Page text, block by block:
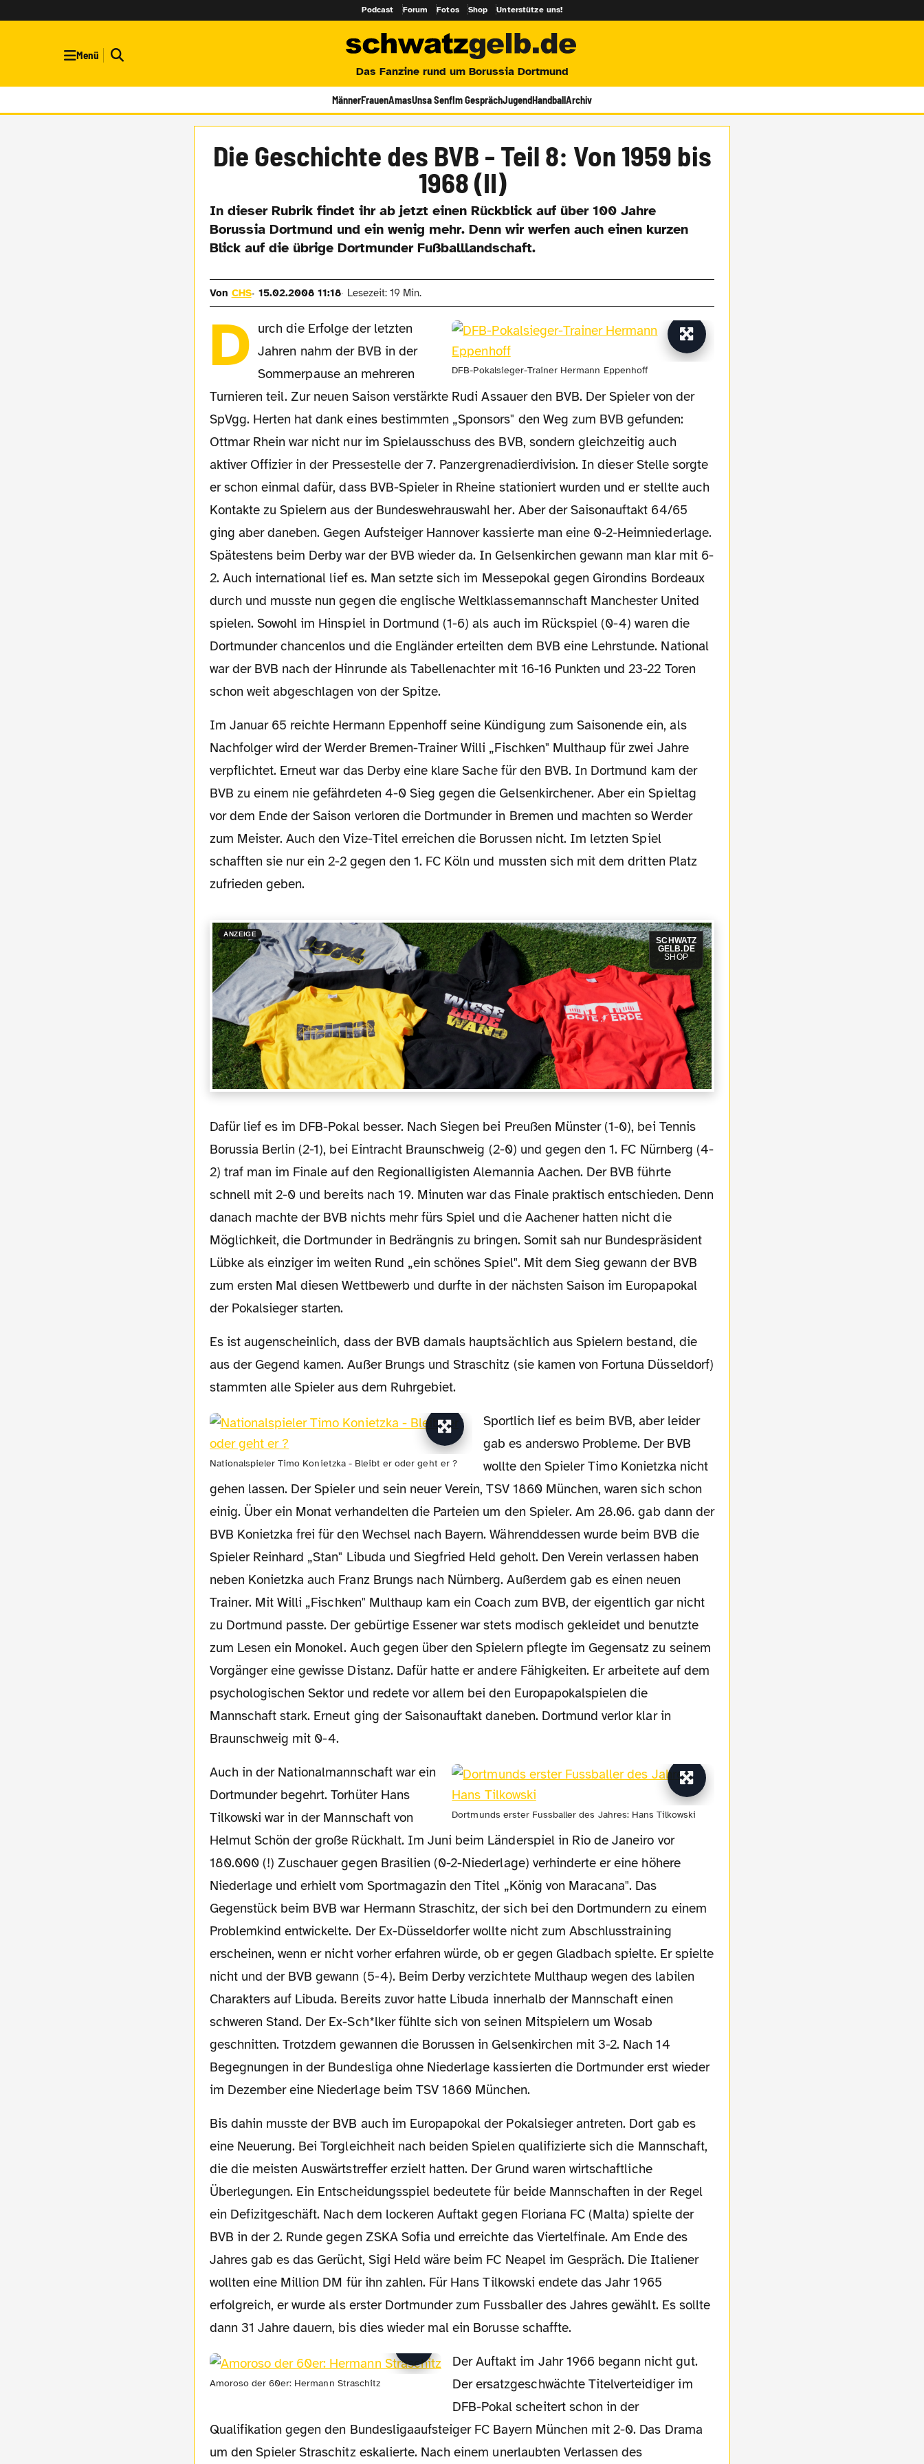
Podcast Forum Fotos Shop Unterstütze uns!
Menü
Das Fanzine rund um Borussia Dortmund
MännerFrauenAmasUnsa SenfIm GesprächJugendHandballArchiv
Die Geschichte des BVB - Teil 8: Von 1959 bis
1968 (II)
In dieser Rubrik findet ihr ab jetzt einen Rückblick auf über 100 Jahre
Borussia Dortmund und ein wenig mehr. Denn wir werfen auch einen kurzen
Blick auf die übrige Dortmunder Fußballlandschaft.
Von CHS 15.02.2008 11:18 Lesezeit: 19 Min.
DFB-Pokalsieger-Trainer Hermann Eppenhoff
D urch die Erfolge der letzten
Jahren nahm der BVB in der
Sommerpause an mehreren
Turnieren teil. Zur neuen Saison verstärkte Rudi Assauer den BVB. Der Spieler von der
SpVgg. Herten hat dank eines bestimmten „Sponsors" den Weg zum BVB gefunden:
Ottmar Rhein war nicht nur im Spielausschuss des BVB, sondern gleichzeitig auch
aktiver Offizier in der Pressestelle der 7. Panzergrenadierdivision. In dieser Stelle sorgte
er schon einmal dafür, dass BVB-Spieler in Rheine stationiert wurden und er stellte auch
Kontakte zu Spielern aus der Bundeswehrauswahl her. Aber der Saisonauftakt 64/65
ging aber daneben. Gegen Aufsteiger Hannover kassierte man eine 0-2-Heimniederlage.
Spätestens beim Derby war der BVB wieder da. In Gelsenkirchen gewann man klar mit 6-
2. Auch international lief es. Man setzte sich im Messepokal gegen Girondins Bordeaux
durch und musste nun gegen die englische Weltklassemannschaft Manchester United
spielen. Sowohl im Hinspiel in Dortmund (1-6) als auch im Rückspiel (0-4) waren die
Dortmunder chancenlos und die Engländer erteilten dem BVB eine Lehrstunde. National
war der BVB nach der Hinrunde als Tabellenachter mit 16-16 Punkten und 23-22 Toren
schon weit abgeschlagen von der Spitze.
Im Januar 65 reichte Hermann Eppenhoff seine Kündigung zum Saisonende ein, als
Nachfolger wird der Werder Bremen-Trainer Willi „Fischken" Multhaup für zwei Jahre
verpflichtet. Erneut war das Derby eine klare Sache für den BVB. In Dortmund kam der
BVB zu einem nie gefährdeten 4-0 Sieg gegen die Gelsenkirchener. Aber ein Spieltag
vor dem Ende der Saison verloren die Dortmunder in Bremen und machten so Werder
zum Meister. Auch den Vize-Titel erreichen die Borussen nicht. Im letzten Spiel
schafften sie nur ein 2-2 gegen den 1. FC Köln und mussten sich mit dem dritten Platz
zufrieden geben.
ANZEIGE
SCHWATZ
GELB.DE
SHOP
Dafür lief es im DFB-Pokal besser. Nach Siegen bei Preußen Münster (1-0), bei Tennis
Borussia Berlin (2-1), bei Eintracht Braunschweig (2-0) und gegen den 1. FC Nürnberg (4-
2) traf man im Finale auf den Regionalligisten Alemannia Aachen. Der BVB führte
schnell mit 2-0 und bereits nach 19. Minuten war das Finale praktisch entschieden. Denn
danach machte der BVB nichts mehr fürs Spiel und die Aachener hatten nicht die
Möglichkeit, die Dortmunder in Bedrängnis zu bringen. Somit sah nur Bundespräsident
Lübke als einziger im weiten Rund „ein schönes Spiel". Mit dem Sieg gewann der BVB
zum ersten Mal diesen Wettbewerb und durfte in der nächsten Saison im Europapokal
der Pokalsieger starten.
Es ist augenscheinlich, dass der BVB damals hauptsächlich aus Spielern bestand, die
aus der Gegend kamen. Außer Brungs und Straschitz (sie kamen von Fortuna Düsseldorf)
stammten alle Spieler aus dem Ruhrgebiet.
Nationalspieler Timo Konietzka - Bleibt er oder geht er ?
Sportlich lief es beim BVB, aber leider
gab es anderswo Probleme. Der BVB
wollte den Spieler Timo Konietzka nicht
gehen lassen. Der Spieler und sein neuer Verein, TSV 1860 München, waren sich schon
einig. Über ein Monat verhandelten die Parteien um den Spieler. Am 28.06. gab dann der
BVB Konietzka frei für den Wechsel nach Bayern. Währenddessen wurde beim BVB die
Spieler Reinhard „Stan" Libuda und Siegfried Held geholt. Den Verein verlassen haben
neben Konietzka auch Franz Brungs nach Nürnberg. Außerdem gab es einen neuen
Trainer. Mit Willi „Fischken" Multhaup kam ein Coach zum BVB, der eigentlich gar nicht
zu Dortmund passte. Der gebürtige Essener war stets modisch gekleidet und benutzte
zum Lesen ein Monokel. Auch gegen über den Spielern pflegte im Gegensatz zu seinem
Vorgänger eine gewisse Distanz. Dafür hatte er andere Fähigkeiten. Er arbeitete auf dem
psychologischen Sektor und redete vor allem bei den Europapokalspielen die
Mannschaft stark. Erneut ging der Saisonauftakt daneben. Dortmund verlor klar in
Braunschweig mit 0-4.
Dortmunds erster Fussballer des Jahres: Hans Tilkowski
Auch in der Nationalmannschaft war ein
Dortmunder begehrt. Torhüter Hans
Tilkowski war in der Mannschaft von
Helmut Schön der große Rückhalt. Im Juni beim Länderspiel in Rio de Janeiro vor
180.000 (!) Zuschauer gegen Brasilien (0-2-Niederlage) verhinderte er eine höhere
Niederlage und erhielt vom Sportmagazin den Titel „König von Maracana". Das
Gegenstück beim BVB war Hermann Straschitz, der sich bei den Dortmundern zu einem
Problemkind entwickelte. Der Ex-Düsseldorfer wollte nicht zum Abschlusstraining
erscheinen, wenn er nicht vorher erfahren würde, ob er gegen Gladbach spielte. Er spielte
nicht und der BVB gewann (5-4). Beim Derby verzichtete Multhaup wegen des labilen
Charakters auf Libuda. Bereits zuvor hatte Libuda innerhalb der Mannschaft einen
schweren Stand. Der Ex-Sch*lker fühlte sich von seinen Mitspielern um Wosab
geschnitten. Trotzdem gewannen die Borussen in Gelsenkirchen mit 3-2. Nach 14
Begegnungen in der Bundesliga ohne Niederlage kassierten die Dortmunder erst wieder
im Dezember eine Niederlage beim TSV 1860 München.
Bis dahin musste der BVB auch im Europapokal der Pokalsieger antreten. Dort gab es
eine Neuerung. Bei Torgleichheit nach beiden Spielen qualifizierte sich die Mannschaft,
die die meisten Auswärtstreffer erzielt hatten. Der Grund waren wirtschaftliche
Überlegungen. Ein Entscheidungsspiel bedeutete für beide Mannschaften in der Regel
ein Defizitgeschäft. Nach dem lockeren Auftakt gegen Floriana FC (Malta) spielte der
BVB in der 2. Runde gegen ZSKA Sofia und erreichte das Viertelfinale. Am Ende des
Jahres gab es das Gerücht, Sigi Held wäre beim FC Neapel im Gespräch. Die Italiener
wollten eine Million DM für ihn zahlen. Für Hans Tilkowski endete das Jahr 1965
erfolgreich, er wurde als erster Dortmunder zum Fussballer des Jahres gewählt. Es sollte
dann 31 Jahre dauern, bis dies wieder mal ein Borusse schaffte.
Amoroso der 60er: Hermann Straschitz
Der Auftakt im Jahr 1966 begann nicht gut.
Der ersatzgeschwächte Titelverteidiger im
DFB-Pokal scheitert schon in der
Qualifikation gegen den Bundesligaaufsteiger FC Bayern München mit 2-0. Das Drama
um den Spieler Straschitz eskalierte. Nach einem unerlaubten Verlassen des